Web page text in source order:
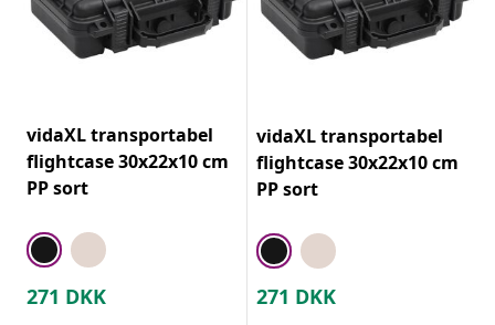
vidaXL transportabel
flightcase 30x22x10 cm
PP sort
271 DKK
vidaXL transportabel
flightcase 30x22x10 cm
PP sort
271 DKK